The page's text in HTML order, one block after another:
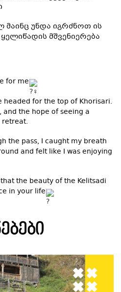
უნდა იგრძნოთ ის
მშვენიერება
for me
headed for the top of Khorisari.
and the hope of seeing a
retreat.
the pass, I caught my breath
and felt like I was enjoying
the beauty of the Kelitsadi
in your life